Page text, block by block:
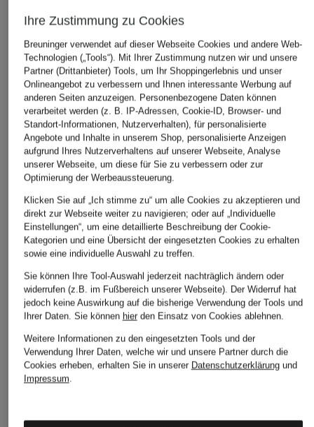
Ihre Zustimmung zu Cookies
Breuninger verwendet auf dieser Webseite Cookies und andere Web-
Technologien („Tools“). Mit Ihrer Zustimmung nutzen wir und unsere
Partner (Drittanbieter) Tools, um Ihr Shoppingerlebnis und unser
Onlineangebot zu verbessern und Ihnen interessante Werbung auf
anderen Seiten anzuzeigen. Personenbezogene Daten können
verarbeitet werden (z. B. IP-Adressen, Cookie-ID, Browser- und
Standort-Informationen, Nutzerverhalten), für personalisierte
Angebote und Inhalte in unserem Shop, personalisierte Anzeigen
aufgrund Ihres Nutzerverhaltens auf unserer Webseite, Analyse
unserer Webseite, um diese für Sie zu verbessern oder zur
Optimierung der Werbeaussteuerung.
Klicken Sie auf „Ich stimme zu“ um alle Cookies zu akzeptieren und
direkt zur Webseite weiter zu navigieren; oder auf „Individuelle
Einstellungen“, um eine detaillierte Beschreibung der Cookie-
Kategorien und eine Übersicht der eingesetzten Cookies zu erhalten
sowie eine individuelle Auswahl zu treffen.
Sie können Ihre Tool-Auswahl jederzeit nachträglich ändern oder
widerrufen (z.B. im Fußbereich unserer Webseite). Der Widerruf hat
jedoch keine Auswirkung auf die bisherige Verwendung der Tools und
Ihrer Daten. Sie können hierden Einsatz von Cookies ablehnen.
Weitere Informationen zu den eingesetzten Tools und der
Verwendung Ihrer Daten, welche wir und unsere Partner durch die
Cookies erheben, erhalten Sie in unserer Datenschutzerklärungund
Impressum.